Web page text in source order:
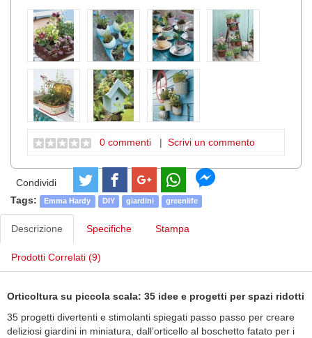
0 commenti | Scrivi un commento
Condividi
Tags:
Emma Hardy DIY giardini greenlife
Descrizione Specifiche Stampa
Prodotti Correlati (9)
Orticoltura su piccola scala: 35 idee e progetti per spazi ridotti
35 progetti divertenti e stimolanti spiegati passo passo per creare
deliziosi giardini in miniatura, dall’orticello al boschetto fatato per i